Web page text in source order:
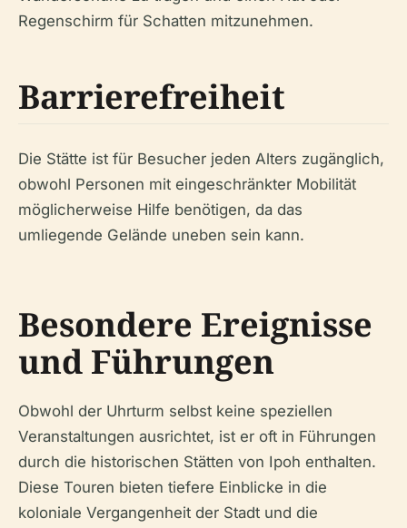
Regenschirm für Schatten mitzunehmen.
Barrierefreiheit
Die Stätte ist für Besucher jeden Alters zugänglich,
obwohl Personen mit eingeschränkter Mobilität
möglicherweise Hilfe benötigen, da das
umliegende Gelände uneben sein kann.
Besondere Ereignisse
und Führungen
Obwohl der Uhrturm selbst keine speziellen
Veranstaltungen ausrichtet, ist er oft in Führungen
durch die historischen Stätten von Ipoh enthalten.
Diese Touren bieten tiefere Einblicke in die
koloniale Vergangenheit der Stadt und die